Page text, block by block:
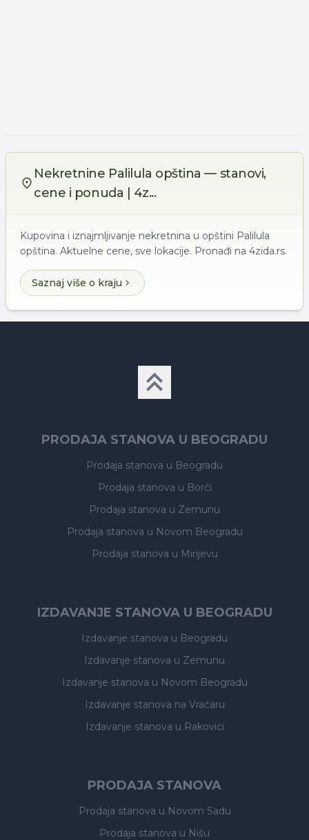
Nekretnine Palilula opština — stanovi,
cene i ponuda | 4z...
Kupovina i iznajmljivanje nekretnina u opštini Palilula
opština. Aktuelne cene, sve lokacije. Pronađi na 4zida.rs.
Saznaj više o kraju
PRODAJA STANOVA U BEOGRADU
Prodaja stanova u Beogradu
Prodaja stanova u Borči
Prodaja stanova u Zemunu
Prodaja stanova u Novom Beogradu
Prodaja stanova u Mirijevu
IZDAVANJE STANOVA U BEOGRADU
Izdavanje stanova u Beogradu
Izdavanje stanova u Zemunu
Izdavanje stanova u Novom Beogradu
Izdavanje stanova na Vračaru
Izdavanje stanova u Rakovici
PRODAJA STANOVA
Prodaja stanova u Novom Sadu
Prodaja stanova u Nišu